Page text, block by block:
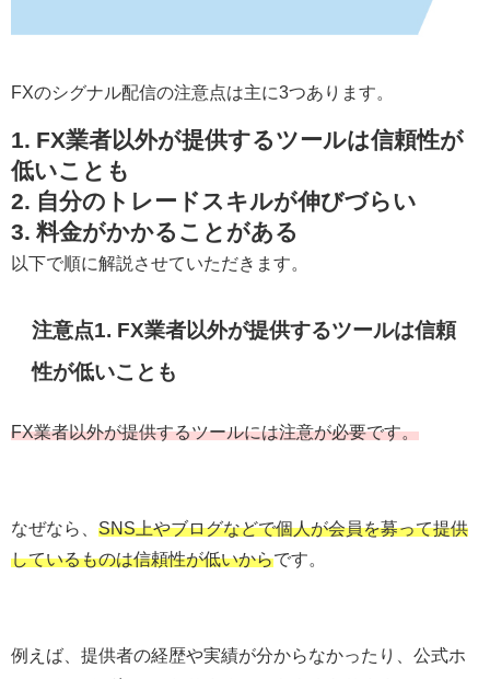
FXのシグナル配信の注意点は主に3つあります。
1. FX業者以外が提供するツールは信頼性が
低いことも
2. 自分のトレードスキルが伸びづらい
3. 料金がかかることがある
以下で順に解説させていただきます。
注意点1. FX業者以外が提供するツールは信頼
性が低いことも
FX業者以外が提供するツールには注意が必要です。
なぜなら、 SNS上やブログなどで個人が会員を募って提供
しているものは信頼性が低いからです。
例えば、提供者の経歴や実績が分からなかったり、公式ホ